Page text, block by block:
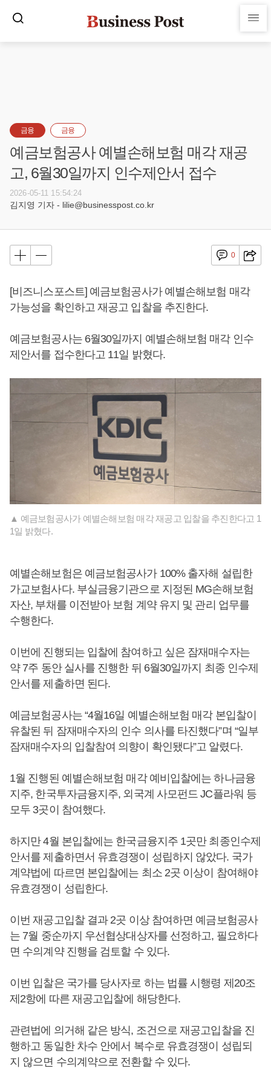
금융 금융
예금보험공사 예별손해보험 매각 재공
고, 6월30일까지 인수제안서 접수
2026-05-11 15:54:24
김지영 기자 - lilie@businesspost.co.kr
0
[비즈니스포스트] 예금보험공사가 예별손해보험 매각
가능성을 확인하고 재공고 입찰을 추진한다.
예금보험공사는 6월30일까지 예별손해보험 매각 인수
제안서를 접수한다고 11일 밝혔다.
▲ 예금보험공사가 예별손해보험 매각 재공고 입찰을 추진한다고 1
1일 밝혔다.
예별손해보험은 예금보험공사가 100% 출자해 설립한
가교보험사다. 부실금융기관으로 지정된 MG손해보험
자산, 부채를 이전받아 보험 계약 유지 및 관리 업무를
수행한다.
이번에 진행되는 입찰에 참여하고 싶은 잠재매수자는
약 7주 동안 실사를 진행한 뒤 6월30일까지 최종 인수제
안서를 제출하면 된다.
예금보험공사는 “4월16일 예별손해보험 매각 본입찰이
유찰된 뒤 잠재매수자의 인수 의사를 타진했다”며 “일부
잠재매수자의 입찰참여 의향이 확인됐다”고 알렸다.
1월 진행된 예별손해보험 매각 예비입찰에는 하나금융
지주, 한국투자금융지주, 외국계 사모펀드 JC플라워 등
모두 3곳이 참여했다.
하지만 4월 본입찰에는 한국금융지주 1곳만 최종인수제
안서를 제출하면서 유효경쟁이 성립하지 않았다. 국가
계약법에 따르면 본입찰에는 최소 2곳 이상이 참여해야
유효경쟁이 성립한다.
이번 재공고입찰 결과 2곳 이상 참여하면 예금보험공사
는 7월 중순까지 우선협상대상자를 선정하고, 필요하다
면 수의계약 진행을 검토할 수 있다.
이번 입찰은 국가를 당사자로 하는 법률 시행령 제20조
제2항에 따른 재공고입찰에 해당한다.
관련법에 의거해 같은 방식, 조건으로 재공고입찰을 진
행하고 동일한 차수 안에서 복수로 유효경쟁이 성립되
지 않으면 수의계약으로 전환할 수 있다.